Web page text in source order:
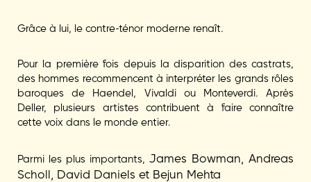
Grâce à lui, le contre-ténor moderne renaît.
Pour la première fois depuis la disparition des castrats,
des hommes recommencent à interpréter les grands rôles
baroques de Haendel, Vivaldi ou Monteverdi. Après
Deller, plusieurs artistes contribuent à faire connaître
cette voix dans le monde entier.
Parmi les plus importants, James Bowman, Andreas
Scholl, David Daniels et Bejun Mehta